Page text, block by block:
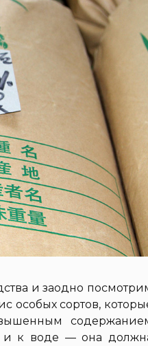
и заодно
особых сортов,
и к воде — она